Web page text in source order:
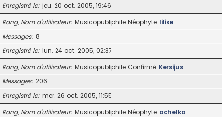
Enregistré le jeu. 20 oct. 2005, 19:46
Rang, Nom d’utilisateur Musicopubliphile Néophyte lilise
Messages 8
Enregistré le lun. 24 oct. 2005, 02:37
Rang, Nom d’utilisateur Musicopubliphile Confirmé Kersijus
Messages 206
Enregistré le mer. 26 oct. 2005, 11:55
Rang, Nom d’utilisateur Musicopubliphile Néophyte achelka